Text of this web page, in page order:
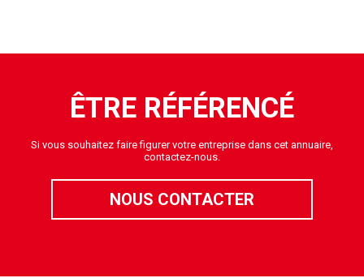
ÊTRE RÉFÉRENCÉ
Si vous souhaitez faire figurer votre entreprise dans cet annuaire,
contactez-nous.
NOUS CONTACTER